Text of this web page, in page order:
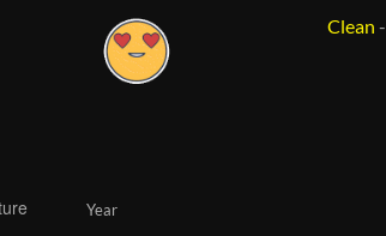
Clean -
Year